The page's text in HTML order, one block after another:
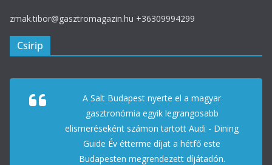
zmak.tibor@gasztromagazin.hu +36309994299
Csirip
A Salt Budapest nyerte el a magyar
gasztronómia egyik legrangosabb
elismeréseként számon tartott Audi - Dining
Guide Év étterme díjat a hétfő este
Budapesten megrendezett díjátadón.